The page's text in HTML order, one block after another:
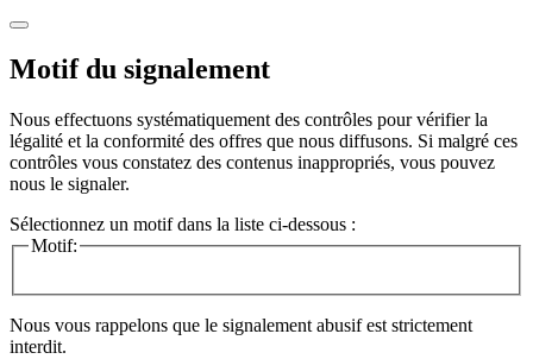
Motif du signalement
Nous effectuons systématiquement des contrôles pour vérifier la
légalité et la conformité des offres que nous diffusons. Si malgré ces
contrôles vous constatez des contenus inappropriés, vous pouvez
nous le signaler.
Sélectionnez un motif dans la liste ci-dessous :
Motif:
Nous vous rappelons que le signalement abusif est strictement
interdit.